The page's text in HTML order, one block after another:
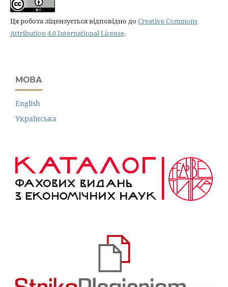
Ця робота ліцензується відповідно до Creative Commons
Attribution 4.0 International License.
МОВА
English
Українська